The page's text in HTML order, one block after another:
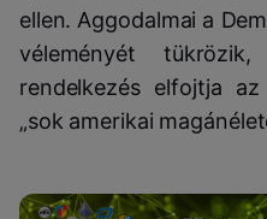
ellen. Aggodalmai a
véleményét
rendelkezés elfojtja
„sok amerikai